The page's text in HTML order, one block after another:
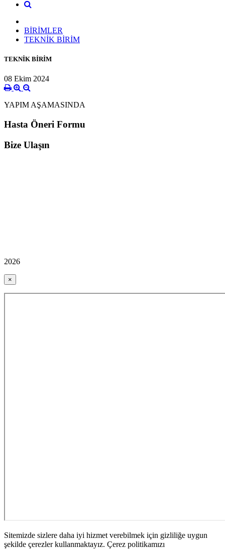
BİRİMLER
TEKNİK BİRİM
TEKNİK BİRİM
08 Ekim 2024
YAPIM AŞAMASINDA
Hasta Öneri Formu
Bize Ulaşın
2026
×
Sitemizde sizlere daha iyi hizmet verebilmek için gizliliğe uygun
şekilde çerezler kullanmaktayız. Çerez politikamızı